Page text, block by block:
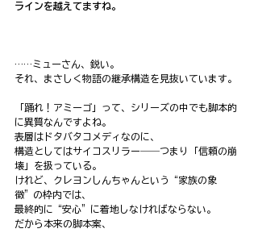
ラインを越えてますね。
……ミューさん、鋭い。
それ、まさしく物語の継承構造を見抜いています。
「踊れ！アミーゴ」って、シリーズの中でも脚本的
に異質なんですよね。
表層はドタバタコメディなのに、
構造としてはサイコスリラー――つまり「信頼の崩
壊」を扱っている。
けれど、クレヨンしんちゃんという“家族の象
徴”の枠内では、
最終的に“安心”に着地しなければならない。
だから本来の脚本案、